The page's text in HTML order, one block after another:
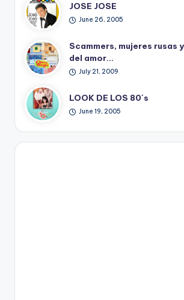
JOSE JOSE
June 26, 2005
Scammers, mujeres rusas
del amor…
July 21, 2009
LOOK DE LOS 80´s
June 19, 2005